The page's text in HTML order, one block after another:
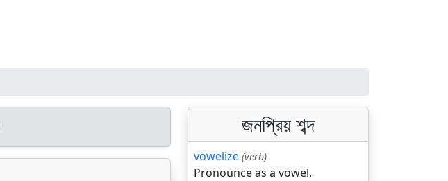
জনপ্রিয় শব্দ
vowelize (verb)
Pronounce as a vowel.